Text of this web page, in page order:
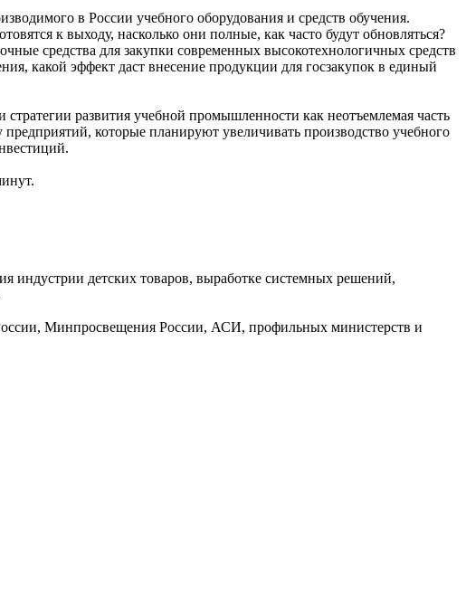
в России учебного оборудования и средств обучения.
к выходу, насколько они полные, как часто будут обновляться?
средства для закупки современных высокотехнологичных средств
какой эффект даст внесение продукции для госзакупок в единый
развития учебной промышленности как неотъемлемая часть
которые планируют увеличивать производство учебного
индустрии детских товаров, выработке системных решений,
Минпросвещения России, АСИ, профильных министерств и